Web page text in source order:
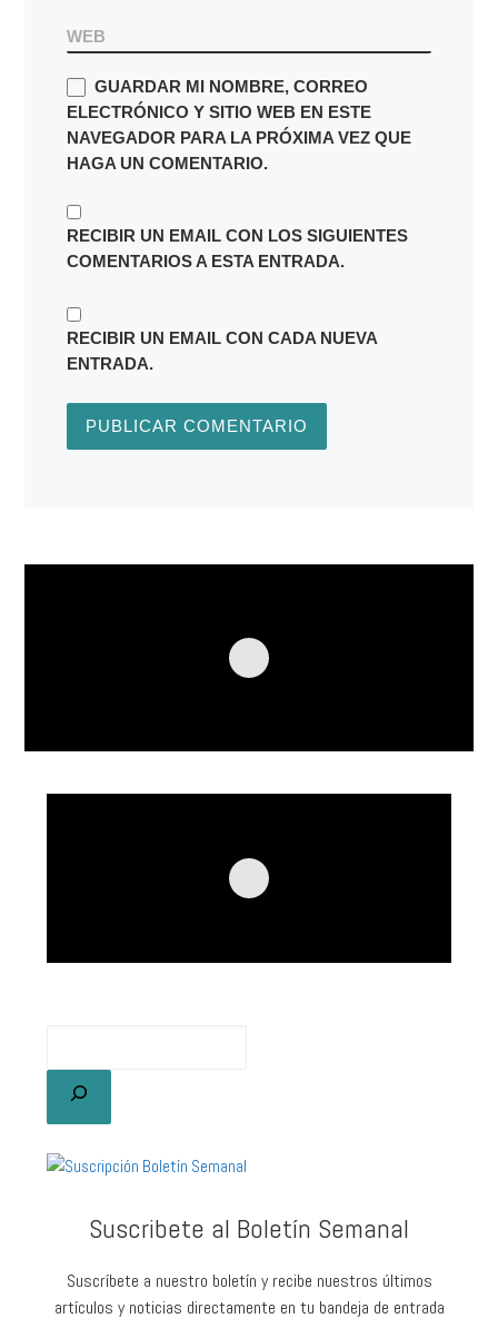
WEB
GUARDAR MI NOMBRE, CORREO
ELECTRÓNICO Y SITIO WEB EN ESTE
NAVEGADOR PARA LA PRÓXIMA VEZ QUE
HAGA UN COMENTARIO.
RECIBIR UN EMAIL CON LOS SIGUIENTES
COMENTARIOS A ESTA ENTRADA.
RECIBIR UN EMAIL CON CADA NUEVA
ENTRADA.
Suscribete al Boletín Semanal
Suscríbete a nuestro boletín y recibe nuestros últimos
artículos y noticias directamente en tu bandeja de entrada